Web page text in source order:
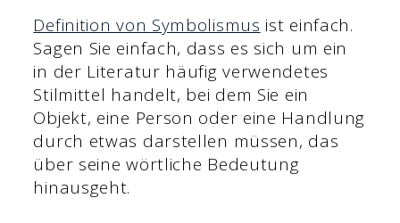
Definition von Symbolismus ist einfach.
Sagen Sie einfach, dass es sich um ein
in der Literatur häufig verwendetes
Stilmittel handelt, bei dem Sie ein
Objekt, eine Person oder eine Handlung
durch etwas darstellen müssen, das
über seine wörtliche Bedeutung
hinausgeht.